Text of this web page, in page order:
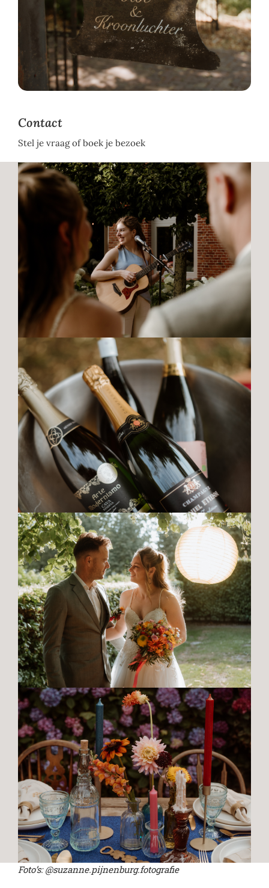
Contact
Stel je vraag of boek je bezoek
Foto’s: @suzanne.pijnenburg.fotografie